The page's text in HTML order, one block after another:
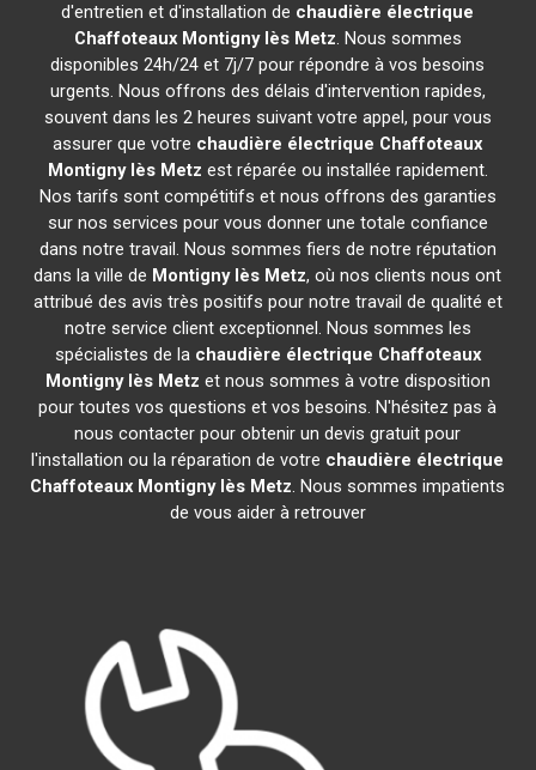
d'entretien et d'installation de chaudière électrique
Chaffoteaux Montigny lès Metz. Nous sommes
disponibles 24h/24 et 7j/7 pour répondre à vos besoins
urgents. Nous offrons des délais d'intervention rapides,
souvent dans les 2 heures suivant votre appel, pour vous
assurer que votre chaudière électrique Chaffoteaux
Montigny lès Metz est réparée ou installée rapidement.
Nos tarifs sont compétitifs et nous offrons des garanties
sur nos services pour vous donner une totale confiance
dans notre travail. Nous sommes fiers de notre réputation
dans la ville de Montigny lès Metz, où nos clients nous ont
attribué des avis très positifs pour notre travail de qualité et
notre service client exceptionnel. Nous sommes les
spécialistes de la chaudière électrique Chaffoteaux
Montigny lès Metz et nous sommes à votre disposition
pour toutes vos questions et vos besoins. N'hésitez pas à
nous contacter pour obtenir un devis gratuit pour
l'installation ou la réparation de votre chaudière électrique
Chaffoteaux Montigny lès Metz. Nous sommes impatients
de vous aider à retrouver